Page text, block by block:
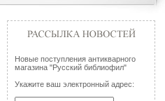
Новые поступления антикварного
магазина "Русский библиофил"
Укажите ваш электронный адрес: